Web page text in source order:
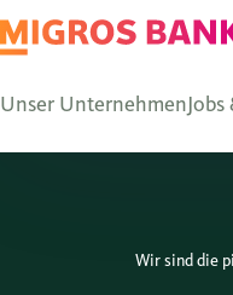
Unser Unternehmen
Wir sind die